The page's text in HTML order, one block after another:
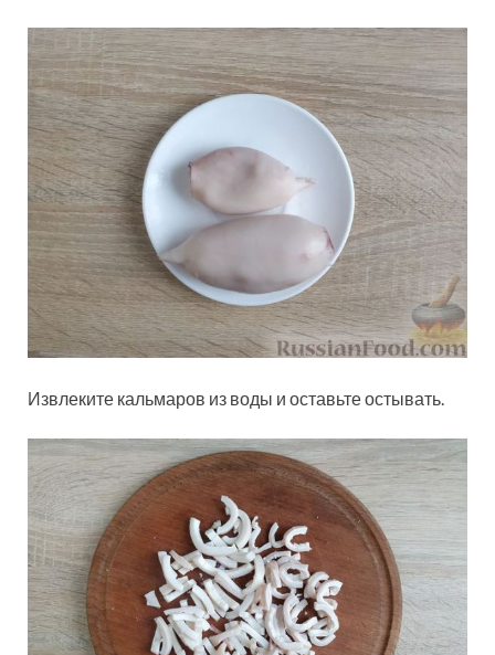
Извлеките кальмаров из воды и оставьте остывать.